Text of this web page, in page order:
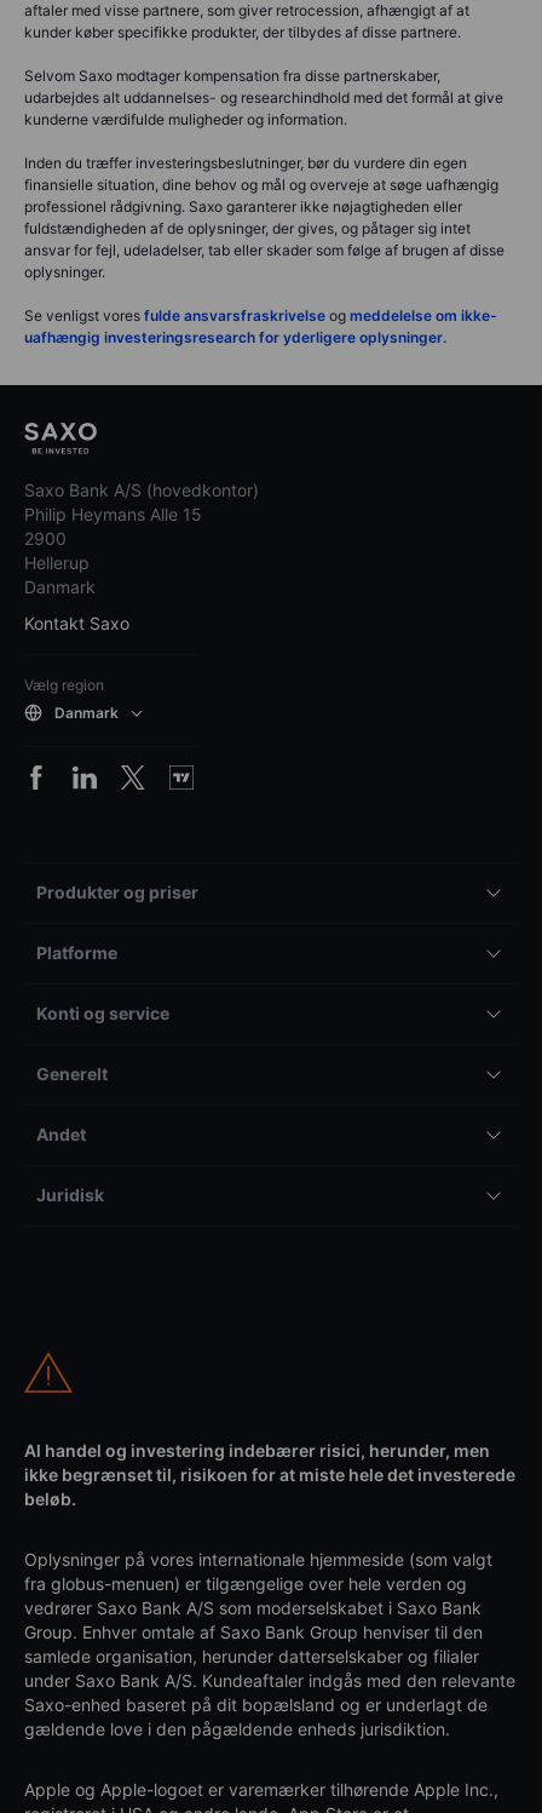
aftaler med visse partnere, som giver retrocession, afhængigt af at
kunder køber specifikke produkter, der tilbydes af disse partnere.
Selvom Saxo modtager kompensation fra disse partnerskaber,
udarbejdes alt uddannelses- og researchindhold med det formål at give
kunderne værdifulde muligheder og information.
Inden du træffer investeringsbeslutninger, bør du vurdere din egen
finansielle situation, dine behov og mål og overveje at søge uafhængig
professionel rådgivning. Saxo garanterer ikke nøjagtigheden eller
fuldstændigheden af de oplysninger, der gives, og påtager sig intet
ansvar for fejl, udeladelser, tab eller skader som følge af brugen af disse
oplysninger.
Se venligst vores fulde ansvarsfraskrivelse og meddelelse om ikke-
uafhængig investeringsresearch for yderligere oplysninger.
Saxo Bank A/S (hovedkontor)
Philip Heymans Alle 15
2900
Hellerup
Danmark
Kontakt Saxo
Vælg region
Danmark
Produkter og priser
Platforme
Konti og service
Generelt
Andet
Juridisk
Al handel og investering indebærer risici, herunder, men
ikke begrænset til, risikoen for at miste hele det investerede
beløb.
Oplysninger på vores internationale hjemmeside (som valgt
fra globus-menuen) er tilgængelige over hele verden og
vedrører Saxo Bank A/S som moderselskabet i Saxo Bank
Group. Enhver omtale af Saxo Bank Group henviser til den
samlede organisation, herunder datterselskaber og filialer
under Saxo Bank A/S. Kundeaftaler indgås med den relevante
Saxo-enhed baseret på dit bopælsland og er underlagt de
gældende love i den pågældende enheds jurisdiktion.
Apple og Apple-logoet er varemærker tilhørende Apple Inc.,